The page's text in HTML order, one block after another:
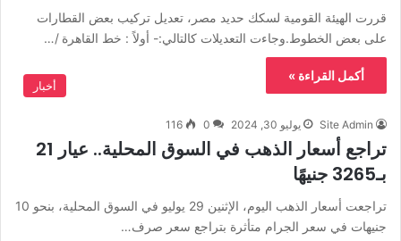
قررت الهيئة القومية لسكك حديد مصر، تعديل تركيب بعض القطارات
على بعض الخطوط.وجاءت التعديلات كالتالي:- أولاً : خط القاهرة /…
أكمل القراءة »
أخبار
Site Admin يوليو 30, 2024 0
116
تراجع أسعار الذهب في السوق المحلية.. عيار 21
بـ3265 جنيهًا
تراجعت أسعار الذهب اليوم، الإثنين 29 يوليو في السوق المحلية، بنحو 10
جنيهات في سعر الجرام متأثرة بتراجع سعر صرف…